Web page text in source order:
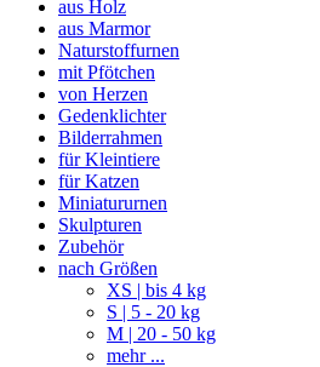
aus Holz
aus Marmor
Naturstoffurnen
mit Pfötchen
von Herzen
Gedenklichter
Bilderrahmen
für Kleintiere
für Katzen
Miniatururnen
Skulpturen
Zubehör
nach Größen
XS | bis 4 kg
S | 5 - 20 kg
M | 20 - 50 kg
mehr ...